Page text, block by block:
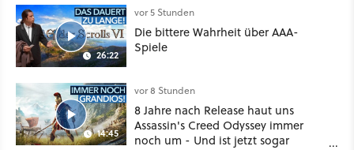
Klasse
26:22
vor 5 Stunden
Die bittere Wahrheit über AAA-
Spiele
14:45
vor 8 Stunden
8 Jahre nach Release haut uns
Assassin's Creed Odyssey immer
noch um - Und ist jetzt sogar